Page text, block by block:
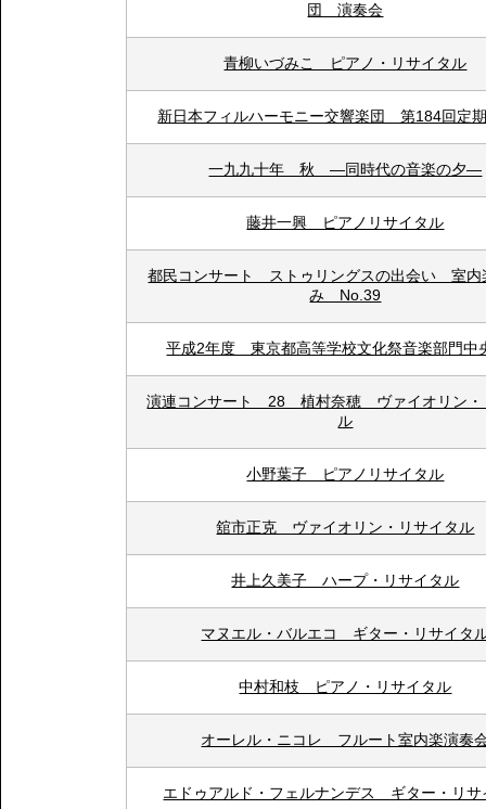
団 演奏会
青柳いづみこ ピアノ・リサイタル
新日本フィルハーモニー交響楽団 第184回定
一九九十年 秋 ―同時代の音楽の夕―
藤井一興 ピアノリサイタル
都民コンサート ストゥリングスの出会い 室内
み No.39
平成2年度 東京都高等学校文化祭音楽部門中
演連コンサート 28 植村奈穂 ヴァイオリン・
ル
小野葉子 ピアノリサイタル
舘市正克 ヴァイオリン・リサイタル
井上久美子 ハープ・リサイタル
マヌエル・バルエコ ギター・リサイタ
中村和枝 ピアノ・リサイタル
オーレル・ニコレ フルート室内楽演奏
エドゥアルド・フェルナンデス ギター・リサ